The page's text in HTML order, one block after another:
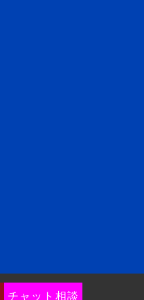
チャット相談